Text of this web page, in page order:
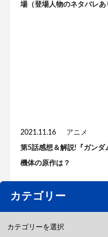
場（登場人物のネタバレあ
2021.11.16 アニメ
第5話感想＆解説!『ガンダ
機体の原作は？
カテゴリー